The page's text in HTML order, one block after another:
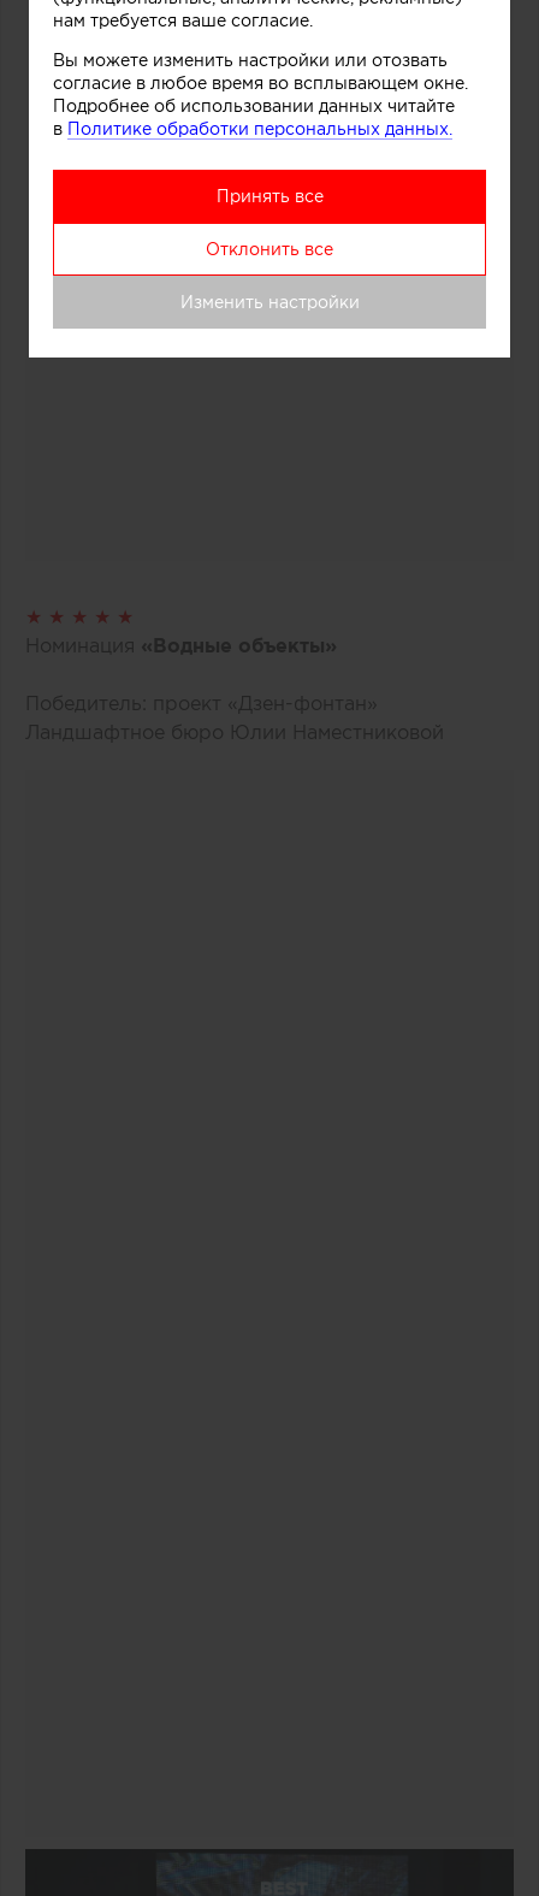
★ ★ ★ ★ ★
Номинация «Водные объекты»
Победитель: проект «Дзен-фонтан»
Ландшафтное бюро Юлии Наместниковой
нам требуется ваше согласие.
Вы можете изменить настройки или отозвать
согласие в любое время во всплывающем окне.
Подробнее об использовании данных читайте
в Политике обработки персональных данных.
Принять все
Отклонить все
Изменить настройки